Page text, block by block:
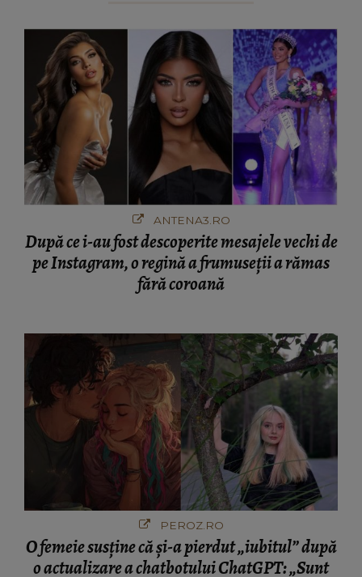
ANTENA3.RO
După ce i-au fost descoperite mesajele vechi de
pe Instagram, o regină a frumuseții a rămas
fără coroană
PEROZ.RO
O femeie susține că și-a pierdut „iubitul” după
o actualizare a chatbotului ChatGPT: „Sunt